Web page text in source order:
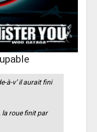
à-v’ il aurait fini
la roue finit par